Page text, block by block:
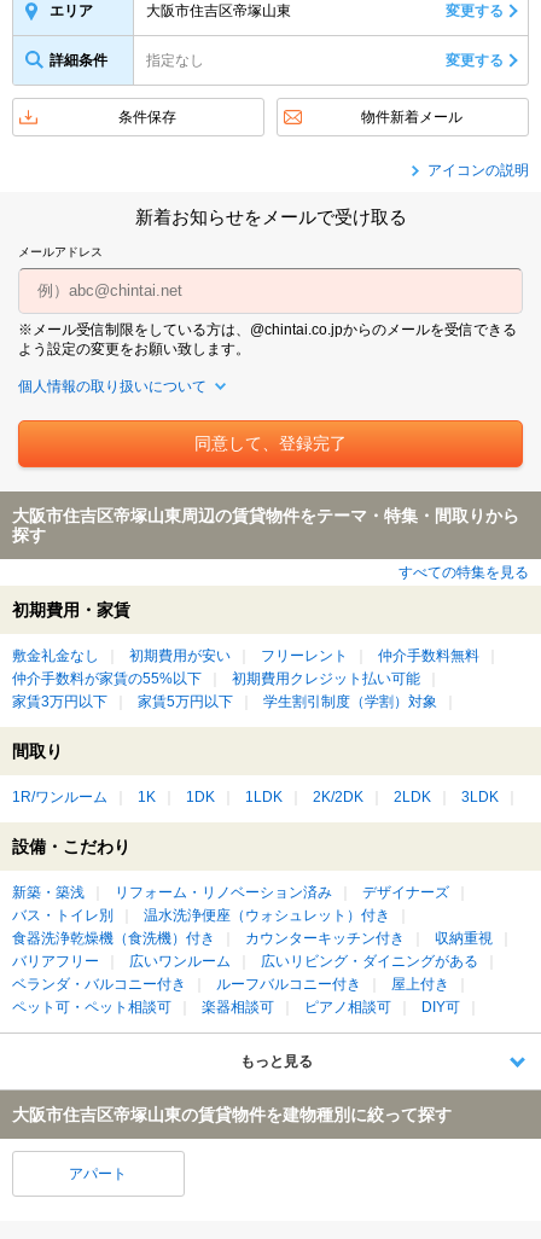
エリア 大阪市住吉区帝塚山東 変更する
詳細条件 指定なし 変更する
条件保存 物件新着メール
アイコンの説明
新着お知らせをメールで受け取る
メールアドレス
※メール受信制限をしている方は、@chintai.co.jpからのメールを受信できる
よう設定の変更をお願い致します。
個人情報の取り扱いについて
大阪市住吉区帝塚山東周辺の賃貸物件をテーマ・特集・間取りから
探す
すべての特集を見る
初期費用・家賃
敷金礼金なし 初期費用が安い フリーレント
仲介手数料無料
仲介手数料が家賃の55%以下
初期費用クレジット払い可能
家賃3万円以下
家賃5万円以下 学生割引制度（学割）対象
間取り
1R/ワンルーム 1K 1DK 1LDK 2K/2DK 2LDK 3LDK
設備・こだわり
新築・築浅 リフォーム・リノベーション済み
デザイナーズ
バス・トイレ別
温水洗浄便座（ウォシュレット）付き
食器洗浄乾燥機（食洗機）付き
カウンターキッチン付き
収納重視
バリアフリー
広いワンルーム
広いリビング・ダイニングがある
ベランダ・バルコニー付き
ルーフバルコニー付き
屋上付き
ペット可・ペット相談可
楽器相談可 ピアノ相談可 DIY可
もっと見る
大阪市住吉区帝塚山東の賃貸物件を建物種別に絞って探す
アパート